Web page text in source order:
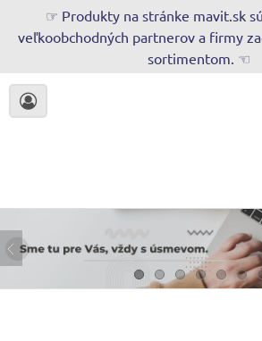
☞ Produkty na stránke mavit.sk
veľkoobchodných partnerov a firmy
sortimentom. ☜